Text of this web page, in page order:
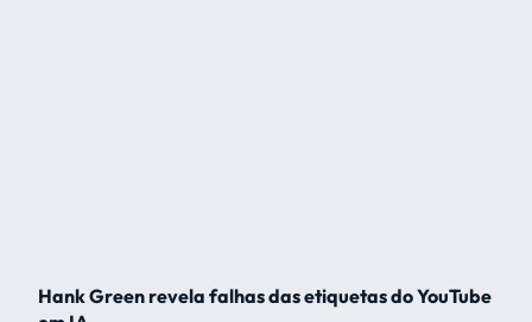
Hank Green revela falhas das etiquetas do YouTube